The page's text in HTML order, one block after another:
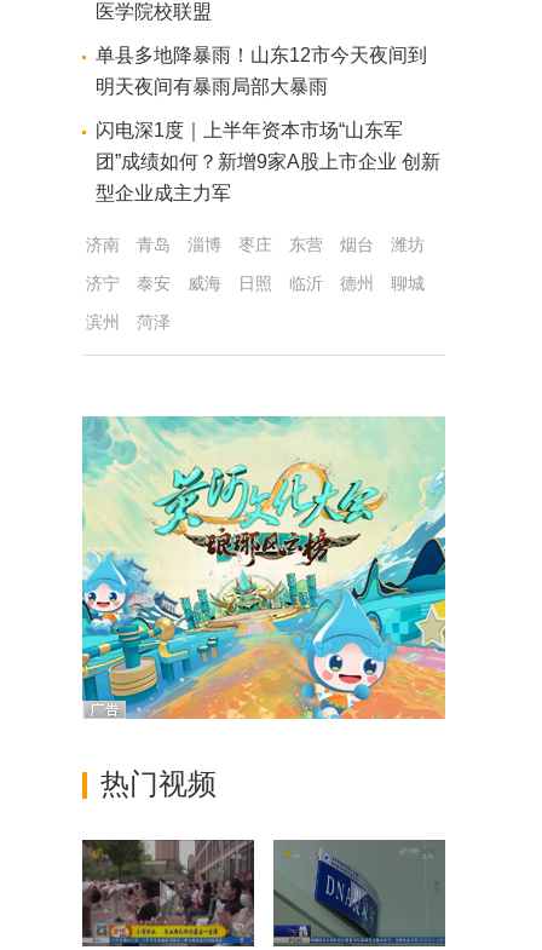
医学院校联盟
单县多地降暴雨！山东12市今天夜间到
明天夜间有暴雨局部大暴雨
闪电深1度｜上半年资本市场“山东军
团”成绩如何？新增9家A股上市企业 创新
型企业成主力军
济南 青岛 淄博 枣庄 东营 烟台
潍坊
济宁
泰安 威海 日照 临沂 德州
聊城
滨州
菏泽
热门视频